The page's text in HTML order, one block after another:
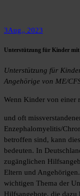
3Aug., 2023
Unterstützung für Kinder mit
Unterstützung für
Angehörige von ME/
Wenn Kinder von einer
und oft
Enzephalomyelitis/
betroffen sind, kann
bedeuten. In
zugänglichen
Eltern und
wichtigen Thema der
Hilfsangebote, die dazu